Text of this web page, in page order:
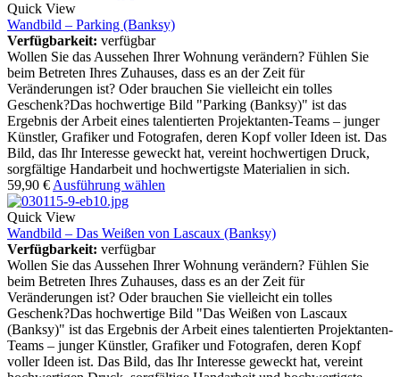
Quick View
Wandbild – Parking (Banksy)
Verfügbarkeit: verfügbar
Wollen Sie das Aussehen Ihrer Wohnung verändern? Fühlen Sie
beim Betreten Ihres Zuhauses, dass es an der Zeit für
Veränderungen ist? Oder brauchen Sie vielleicht ein tolles
Geschenk?Das hochwertige Bild "Parking (Banksy)" ist das
Ergebnis der Arbeit eines talentierten Projektanten-Teams – junger
Künstler, Grafiker und Fotografen, deren Kopf voller Ideen ist. Das
Bild, das Ihr Interesse geweckt hat, vereint hochwertigen Druck,
sorgfältige Handarbeit und hochwertigste Materialien in sich.
59,90 € Ausführung wählen
Quick View
Wandbild – Das Weißen von Lascaux (Banksy)
Verfügbarkeit: verfügbar
Wollen Sie das Aussehen Ihrer Wohnung verändern? Fühlen Sie
beim Betreten Ihres Zuhauses, dass es an der Zeit für
Veränderungen ist? Oder brauchen Sie vielleicht ein tolles
Geschenk?Das hochwertige Bild "Das Weißen von Lascaux
(Banksy)" ist das Ergebnis der Arbeit eines talentierten Projektanten-
Teams – junger Künstler, Grafiker und Fotografen, deren Kopf
voller Ideen ist. Das Bild, das Ihr Interesse geweckt hat, vereint